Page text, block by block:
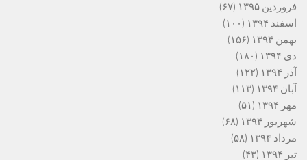
فروردین ۱۳۹۵
(۶۷)
اسفند ۱۳۹۴
(۱۰۰)
بهمن ۱۳۹۴
(۱۵۶)
دی ۱۳۹۴
(۱۸۰)
آذر ۱۳۹۴
(۱۲۲)
آبان ۱۳۹۴
(۱۱۳)
مهر ۱۳۹۴
(۵۱)
شهریور ۱۳۹۴
(۶۸)
مرداد ۱۳۹۴
(۵۸)
تیر ۱۳۹۴
(۴۳)